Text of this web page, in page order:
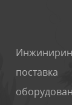
поставка